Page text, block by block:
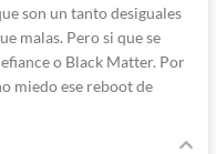
son un tanto desiguales
malas. Pero si que se
o Black Matter. Por
miedo ese reboot de